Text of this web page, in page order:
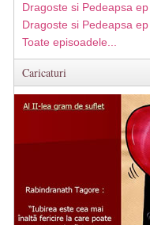
Dragoste si Pedeapsa
Dragoste si Pedeapsa
Toate episoadele...
Caricaturi